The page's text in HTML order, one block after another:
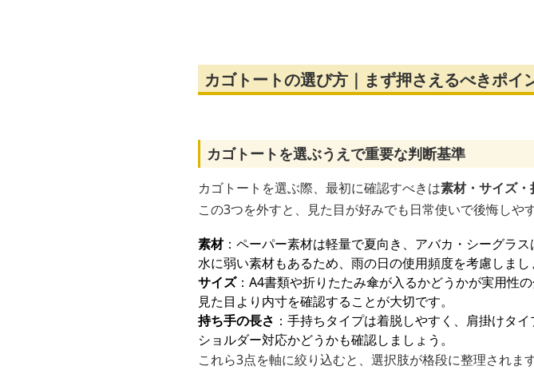
カゴトートの選び方｜まず押さえるべきポイ
カゴトートを選ぶうえで重要な判断基準
カゴトートを選ぶ際、最初に確認すべきは素材・サイズ・
この3つを外すと、見た目が好みでも日常使いで後悔しや
素材：ペーパー素材は軽量で夏向き、アバカ・シーグラス
水に弱い素材もあるため、雨の日の使用頻度を考慮しまし
サイズ：A4書類や折りたたみ傘が入るかどうかが実用性の
見た目より内寸を確認することが大切です。
持ち手の長さ ：手持ちタイプは着脱しやすく、肩掛けタイ
ショルダー対応かどうかも確認しましょう。
これら3点を軸に絞り込むと、選択肢が格段に整理されます